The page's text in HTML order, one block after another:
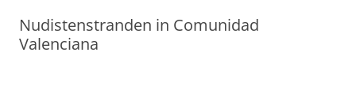
Nudistenstranden in Comunidad
Valenciana